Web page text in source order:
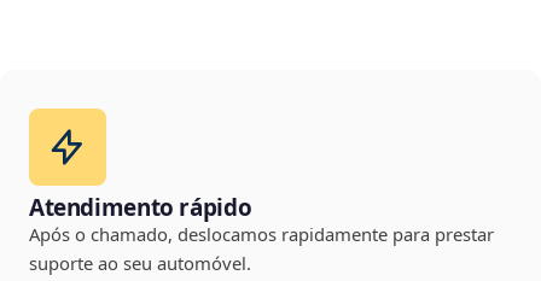
Atendimento rápido
Após o chamado, deslocamos rapidamente para prestar
suporte ao seu automóvel.